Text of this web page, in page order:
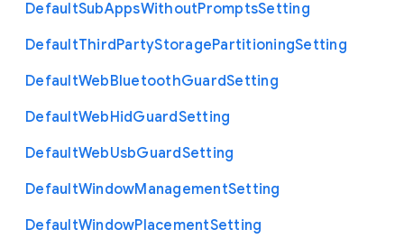
DefaultSubAppsWithoutPromptsSetting
DefaultThirdPartyStoragePartitioningSetting
DefaultWebBluetoothGuardSetting
DefaultWebHidGuardSetting
DefaultWebUsbGuardSetting
DefaultWindowManagementSetting
DefaultWindowPlacementSetting